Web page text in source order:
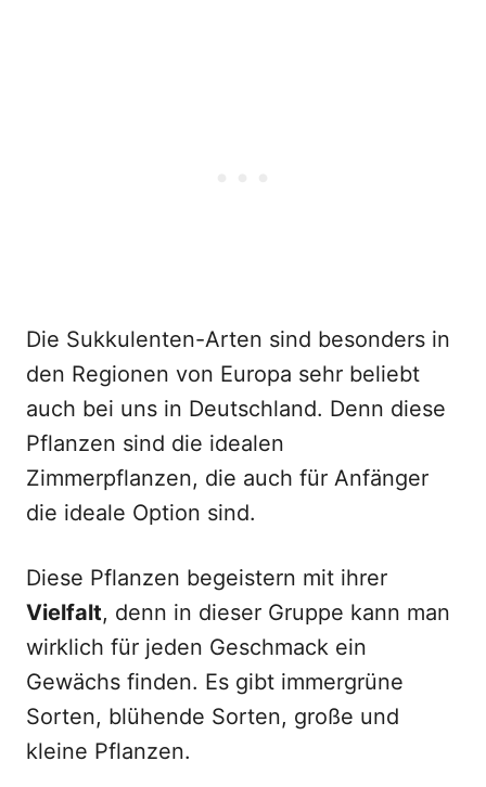
Die Sukkulenten-Arten sind besonders in
den Regionen von Europa sehr beliebt
auch bei uns in Deutschland. Denn diese
Pflanzen sind die idealen
Zimmerpflanzen, die auch für Anfänger
die ideale Option sind.
Diese Pflanzen begeistern mit ihrer
Vielfalt, denn in dieser Gruppe kann man
wirklich für jeden Geschmack ein
Gewächs finden. Es gibt immergrüne
Sorten, blühende Sorten, große und
kleine Pflanzen.